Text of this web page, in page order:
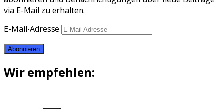
via E-Mail zu erhalten.
E-Mail-Adresse
Abonnieren
Wir empfehlen: